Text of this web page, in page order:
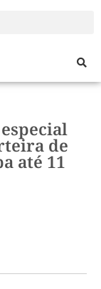
de
até 11